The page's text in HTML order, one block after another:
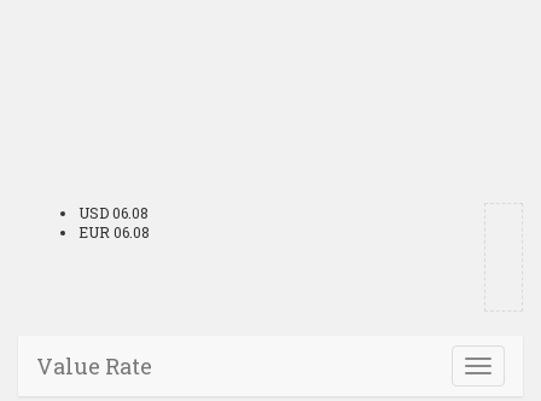
USD 06.08
EUR 06.08
Toggle
Value Rate